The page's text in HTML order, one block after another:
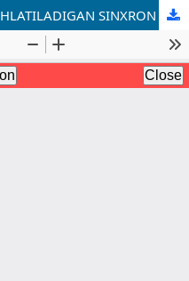
NASOS STANSIYALARIDA ISHLATILADIGAN SINXRON DVIGATELLAR